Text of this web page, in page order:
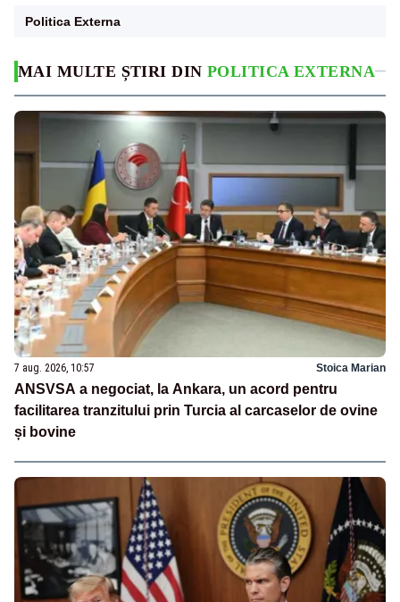
MAI MULTE ȘTIRI DIN POLITICA EXTERNA
7 aug. 2026, 10:57 Stoica Marian
ANSVSA a negociat, la Ankara, un acord pentru
facilitarea tranzitului prin Turcia al carcaselor de ovine
și bovine
Politica Externa